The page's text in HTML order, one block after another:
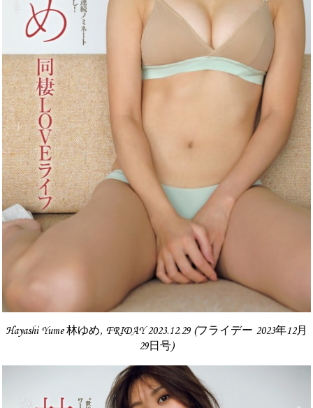
Hayashi Yume 林ゆめ, FRIDAY 2023.12.29 (フライデー 2023年12月
29日号)